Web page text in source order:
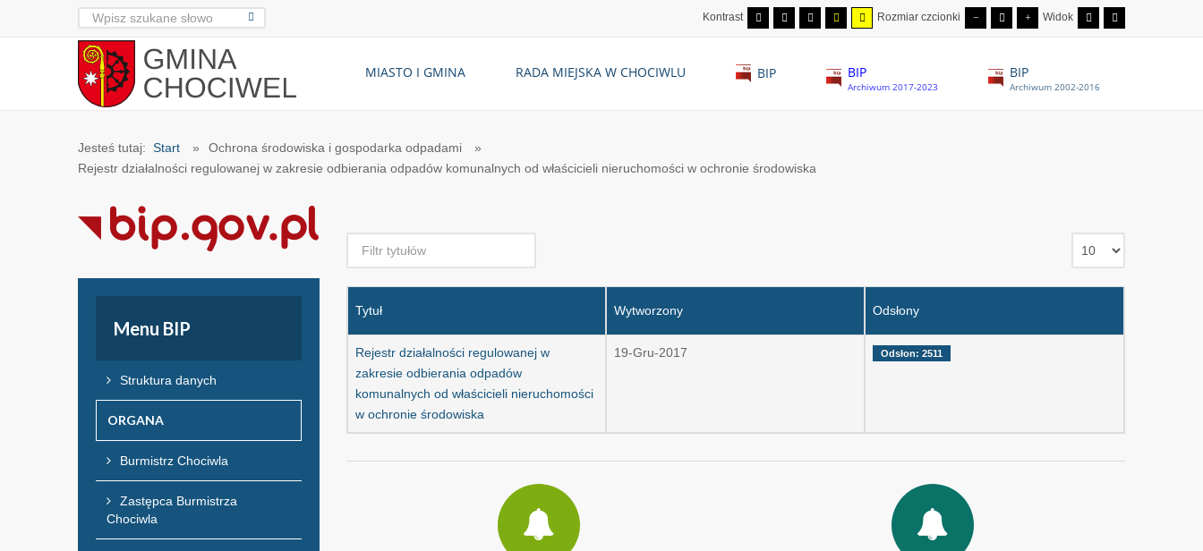
Kontrast Rozmiar czcionki Widok
MIASTO I GMINA RADA MIEJSKA W CHOCIWLU BIP BIP
Archiwum 2017-2023
BIP
Archiwum 2002-2016
Jesteś tutaj: Start » Ochrona środowiska i gospodarka odpadami
»
Rejestr działalności regulowanej w zakresie odbierania odpadów komunalnych od właścicieli nieruchomości w ochronie środowiska
Tytuł Wytworzony Odsłony
Rejestr działalności regulowanej w
zakresie odbierania odpadów
komunalnych od właścicieli nieruchomości
w ochronie środowiska
19-Gru-2017 Odsłon: 2511
Menu BIP
Struktura danych
ORGANA
Burmistrz Chociwla
Zastępca Burmistrza
Chociwla